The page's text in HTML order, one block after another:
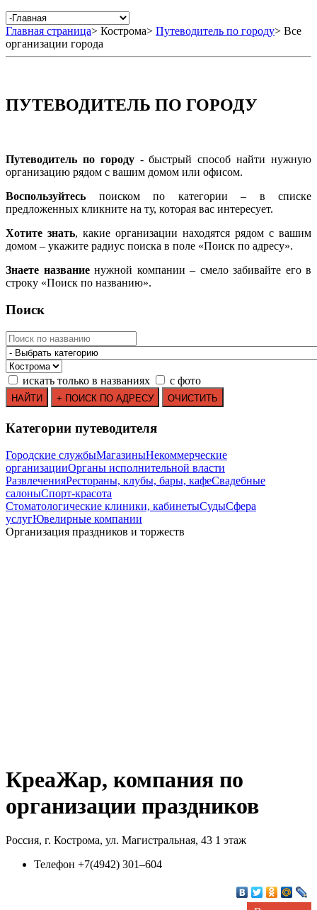
Главная страница> Кострома> Путеводитель по городу> Все
организации города
ПУТЕВОДИТЕЛЬ ПО ГОРОДУ
Путеводитель по городу- быстрый способ найти нужную
организацию рядом с вашим домом или офисом.
Воспользуйтесь поиском по категории – в списке
предложенных кликните на ту, которая вас интересует.
Хотите знать, какие организации находятся рядом с вашим
домом – укажите радиус поиска в поле «Поиск по адресу».
Знаете названиенужной компании – смело забивайте его в
строку «Поиск по названию».
Поиск
искать только в названиях с фото
Категории путеводителя
Городские службыМагазиныНекоммерческие
организацииОрганы исполнительной власти
РазвлеченияРестораны, клубы, бары, кафеСвадебные
салоныСпорт-красота
Стоматологические клиники, кабинетыСудыСфера
услугЮвелирные компании
Организация праздников и торжеств
КреаЖар, компания по
организации праздников
Россия, г. Кострома, ул. Магистральная, 43 1 этаж
Телефон +7(4942) 301‒604